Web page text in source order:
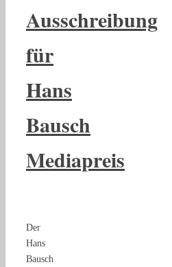
Ausschreibung
für
Hans
Bausch
Mediapreis
Der
Hans
Bausch